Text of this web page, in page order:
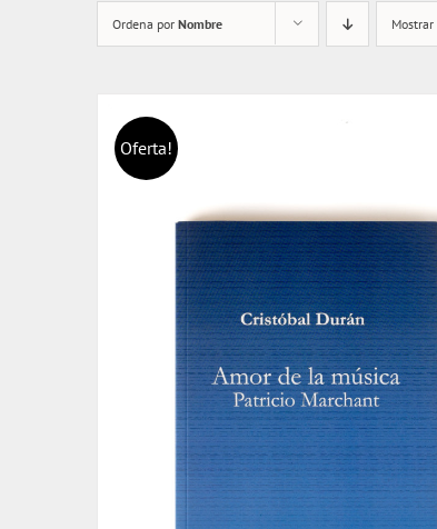
Ordena por Nombre Mostrar
Oferta!